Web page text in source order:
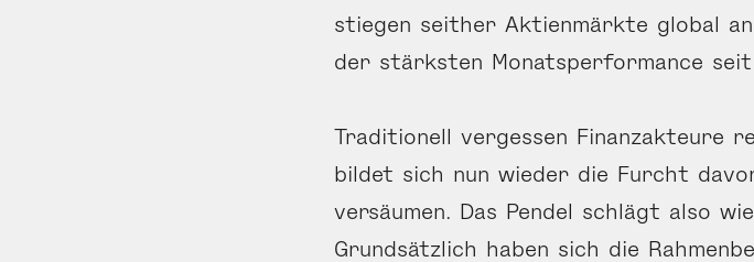
stiegen seither Aktienmärkte global
der stärksten Monatsperformance
Traditionell vergessen Finanzakteure
bildet sich nun wieder die Furcht
versäumen. Das Pendel schlägt also
Grundsätzlich haben sich die